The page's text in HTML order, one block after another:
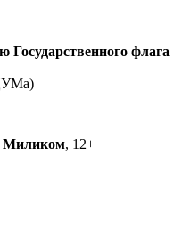
Государственного флага
Миликом, 12+